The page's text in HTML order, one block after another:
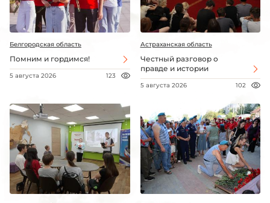
Белгородская область
Помним и гордимся!
5 августа 2026 123
Астраханская область
Честный разговор о
правде и истории
5 августа 2026 102